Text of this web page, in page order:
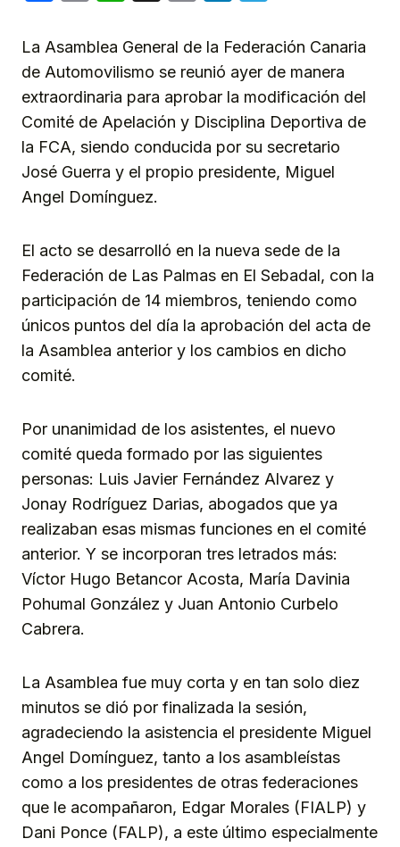
La Asamblea General de la Federación Canaria
de Automovilismo se reunió ayer de manera
extraordinaria para aprobar la modificación del
Comité de Apelación y Disciplina Deportiva de
la FCA, siendo conducida por su secretario
José Guerra y el propio presidente, Miguel
Angel Domínguez.
El acto se desarrolló en la nueva sede de la
Federación de Las Palmas en El Sebadal, con la
participación de 14 miembros, teniendo como
únicos puntos del día la aprobación del acta de
la Asamblea anterior y los cambios en dicho
comité.
Por unanimidad de los asistentes, el nuevo
comité queda formado por las siguientes
personas: Luis Javier Fernández Alvarez y
Jonay Rodríguez Darias, abogados que ya
realizaban esas mismas funciones en el comité
anterior. Y se incorporan tres letrados más:
Víctor Hugo Betancor Acosta, María Davinia
Pohumal González y Juan Antonio Curbelo
Cabrera.
La Asamblea fue muy corta y en tan solo diez
minutos se dió por finalizada la sesión,
agradeciendo la asistencia el presidente Miguel
Angel Domínguez, tanto a los asambleístas
como a los presidentes de otras federaciones
que le acompañaron, Edgar Morales (FIALP) y
Dani Ponce (FALP), a este último especialmente